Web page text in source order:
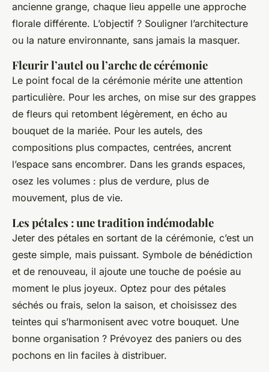
ancienne grange, chaque lieu appelle une approche
florale différente. L’objectif ? Souligner l’architecture
ou la nature environnante, sans jamais la masquer.
Fleurir l’autel ou l’arche de cérémonie
Le point focal de la cérémonie mérite une attention
particulière. Pour les arches, on mise sur des grappes
de fleurs qui retombent légèrement, en écho au
bouquet de la mariée. Pour les autels, des
compositions plus compactes, centrées, ancrent
l’espace sans encombrer. Dans les grands espaces,
osez les volumes : plus de verdure, plus de
mouvement, plus de vie.
Les pétales : une tradition indémodable
Jeter des pétales en sortant de la cérémonie, c’est un
geste simple, mais puissant. Symbole de bénédiction
et de renouveau, il ajoute une touche de poésie au
moment le plus joyeux. Optez pour des pétales
séchés ou frais, selon la saison, et choisissez des
teintes qui s’harmonisent avec votre bouquet. Une
bonne organisation ? Prévoyez des paniers ou des
pochons en lin faciles à distribuer.